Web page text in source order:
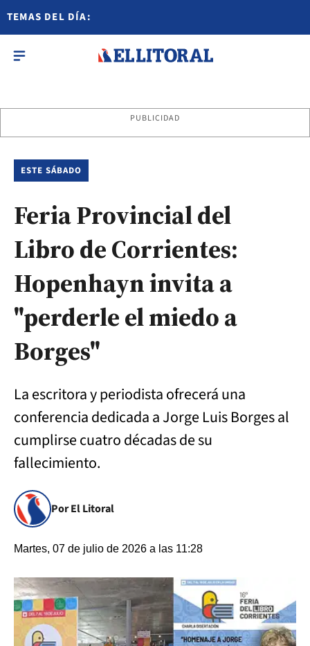
TEMAS DEL DÍA:
PUBLICIDAD
ESTE SÁBADO
Feria Provincial del
Libro de Corrientes:
Hopenhayn invita a
"perderle el miedo a
Borges"
La escritora y periodista ofrecerá una
conferencia dedicada a Jorge Luis Borges al
cumplirse cuatro décadas de su
fallecimiento.
Por El Litoral
Martes, 07 de julio de 2026 a las 11:28